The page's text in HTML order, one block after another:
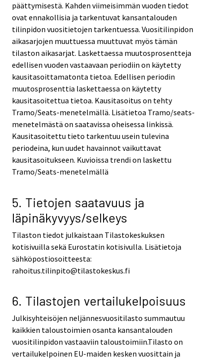
päättymisestä. Kahden viimeisimmän vuoden tiedot
ovat ennakollisia ja tarkentuvat kansantalouden
tilinpidon vuositietojen tarkentuessa. Vuositilinpidon
aikasarjojen muuttuessa muuttuvat myös tämän
tilaston aikasarjat. Laskettaessa muutosprosentteja
edellisen vuoden vastaavaan periodiin on käytetty
kausitasoittamatonta tietoa. Edellisen periodin
muutosprosenttia laskettaessa on käytetty
kausitasoitettua tietoa. Kausitasoitus on tehty
Tramo/Seats-menetelmällä. Lisätietoa Tramo/seats-
menetelmästä on saatavissa oheisessa linkissä.
Kausitasoitettu tieto tarkentuu usein tulevina
periodeina, kun uudet havainnot vaikuttavat
kausitasoitukseen. Kuvioissa trendi on laskettu
Tramo/Seats-menetelmällä
5. Tietojen saatavuus ja
läpinäkyvyys/selkeys
Tilaston tiedot julkaistaan Tilastokeskuksen
kotisivuilla sekä Eurostatin kotisivulla. Lisätietoja
sähköpostiosoitteesta:
rahoitus.tilinpito@tilastokeskus.fi
6. Tilastojen vertailukelpoisuus
Julkisyhteisöjen neljännesvuositilasto summautuu
kaikkien taloustoimien osanta kansantalouden
vuositilinpidon vastaaviin taloustoimiin.Tilasto on
vertailukelpoinen EU-maiden kesken vuosittain ja